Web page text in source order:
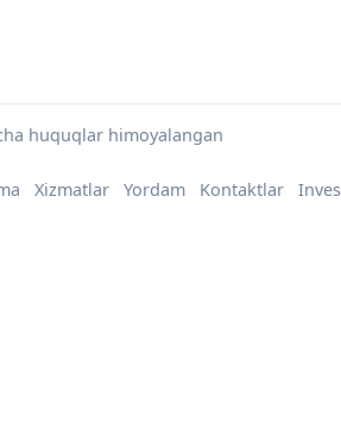
huquqlar himoyalangan
Xizmatlar Yordam Kontaktlar